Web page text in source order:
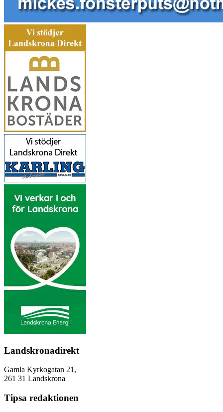
Landskronadirekt
Gamla Kyrkogatan 21,
261 31 Landskrona
Tipsa redaktionen